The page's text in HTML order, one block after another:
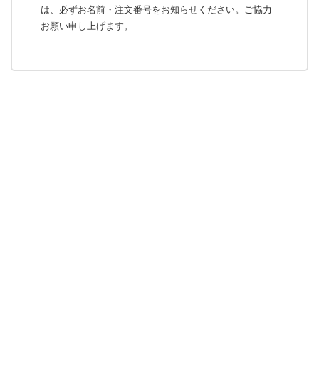
は、必ずお名前・注文番号をお知らせください。ご協力
お願い申し上げます。